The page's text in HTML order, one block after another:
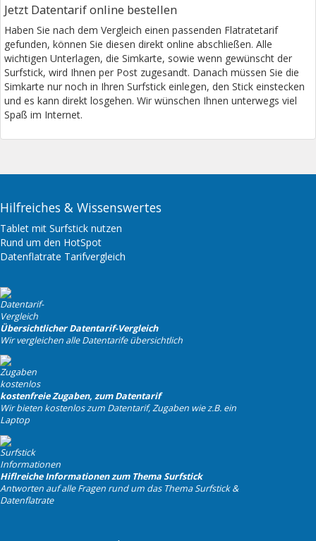
Jetzt Datentarif online bestellen
Haben Sie nach dem Vergleich einen passenden Flatratetarif
gefunden, können Sie diesen direkt online abschließen. Alle
wichtigen Unterlagen, die Simkarte, sowie wenn gewünscht der
Surfstick, wird Ihnen per Post zugesandt. Danach müssen Sie die
Simkarte nur noch in Ihren Surfstick einlegen, den Stick einstecken
und es kann direkt losgehen. Wir wünschen Ihnen unterwegs viel
Spaß im Internet.
Hilfreiches & Wissenswertes
Tablet mit Surfstick nutzen
Rund um den HotSpot
Datenflatrate Tarifvergleich
Übersichtlicher Datentarif-Vergleich
Wir vergleichen alle Datentarife übersichtlich
kostenfreie Zugaben, zum Datentarif
Wir bieten kostenlos zum Datentarif, Zugaben wie z.B. ein
Laptop
Hiflreiche Informationen zum Thema Surfstick
Antworten auf alle Fragen rund um das Thema Surfstick &
Datenflatrate